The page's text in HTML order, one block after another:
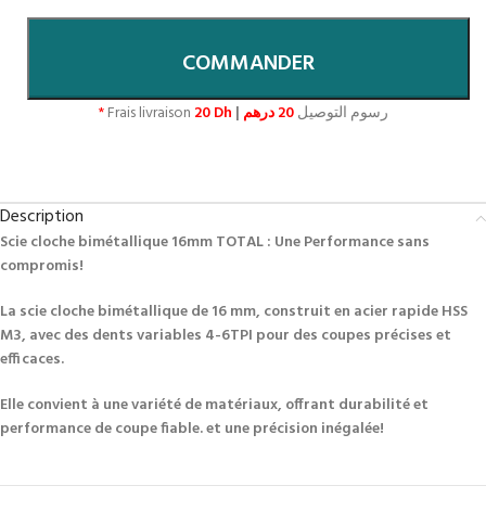
COMMANDER
*Frais livraison 20 Dh | رسوم التوصيل20 درهم
Description
Scie cloche bimétallique 16mm TOTAL : Une Performance sans
compromis!
La scie cloche bimétallique de 16 mm, construit en acier rapide HSS
M3, avec des dents variables 4-6TPI pour des coupes précises et
efficaces.
Elle convient à une variété de matériaux, offrant durabilité et
performance de coupe fiable. et une précision inégalée!